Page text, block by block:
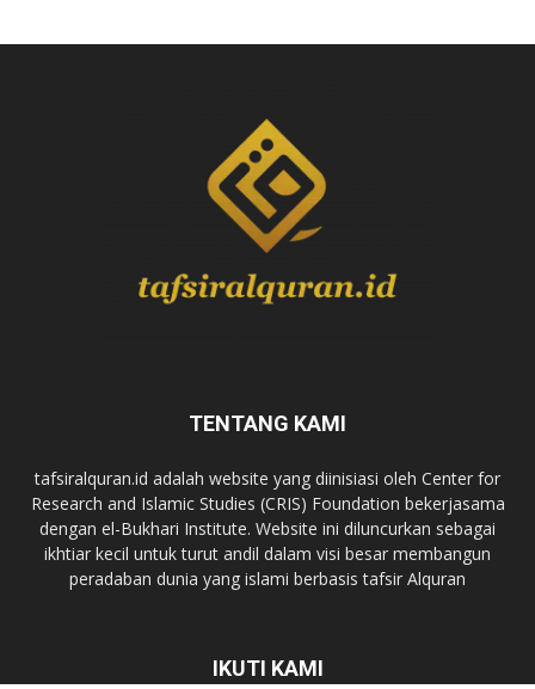
TENTANG KAMI
tafsiralquran.id adalah website yang diinisiasi oleh Center for
Research and Islamic Studies (CRIS) Foundation bekerjasama
dengan el-Bukhari Institute. Website ini diluncurkan sebagai
ikhtiar kecil untuk turut andil dalam visi besar membangun
peradaban dunia yang islami berbasis tafsir Alquran
IKUTI KAMI